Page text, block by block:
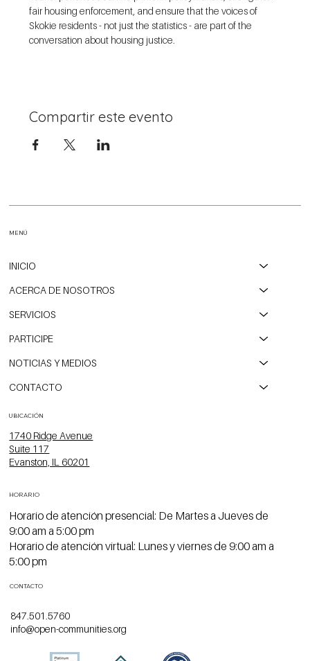
fair housing enforcement, and ensure that the voices of
Skokie residents - not just the statistics - are part of the
conversation about housing justice.
Compartir este evento
INICIO
ACERCA DE NOSOTROS
SERVICIOS
PARTICIPE
NOTICIAS Y MEDIOS
CONTACTO
MENÚ
UBICACIÓN
1740 Ridge Avenue
Suite 117
Evanston, IL 60201
Horario de atención presencial: De Martes a Jueves de
9:00 am a 5:00 pm
Horario de atención virtual: Lunes y viernes de 9:00 am a
5:00 pm
HORARIO
CONTACTO
847.501.5760
info@open-communities.org